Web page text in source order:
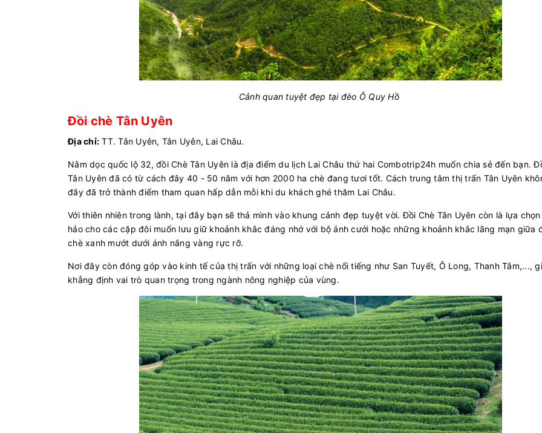
Cảnh quan tuyệt đẹp tại đèo Ô Quy Hồ
Đồi chè Tân Uyên
Địa chỉ: TT. Tân Uyên, Tân Uyên, Lai Châu.
Nằm dọc quốc lộ 32, đồi Chè Tân Uyên là địa điểm du lịch Lai Châu thứ hai Combotrip24h muốn chia sẻ đến bạn.
Tân Uyên đã có từ cách đây 40 - 50 năm với hơn 2000 ha chè đang tươi tốt. Cách trung tâm thị trấn Tân Uyên
đây đã trở thành điểm tham quan hấp dẫn mỗi khi du khách ghé thăm Lai Châu.
Với thiên nhiên trong lành, tại đây bạn sẽ thả mình vào khung cảnh đẹp tuyệt vời. Đồi Chè Tân Uyên còn là lựa chọn
hảo cho các cặp đôi muốn lưu giữ khoảnh khắc đáng nhớ với bộ ảnh cưới hoặc những khoảnh khắc lãng mạn giữa
chè xanh mướt dưới ánh nắng vàng rực rỡ.
Nơi đây còn đóng góp vào kinh tế của thị trấn với những loại chè nổi tiếng như San Tuyết, Ô Long, Thanh Tâm,...,
khẳng định vai trò quan trọng trong ngành nông nghiệp của vùng.